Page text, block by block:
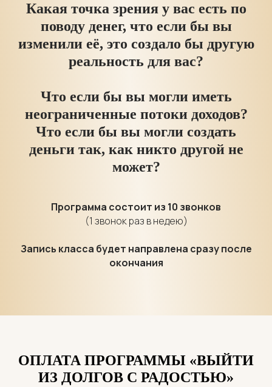
Какая точка зрения у вас есть по
поводу денег, что если бы вы
изменили её, это создало бы другую
реальность для вас?
Что если бы вы могли иметь
неограниченные потоки доходов?
Что если бы вы могли создать
деньги так, как никто другой не
может?
Программа состоит из 10 звонков
(1 звонок раз в недею)
Запись класса будет направлена сразу после
окончания
ОПЛАТА ПРОГРАММЫ «ВЫЙТИ
ИЗ ДОЛГОВ С РАДОСТЬЮ»